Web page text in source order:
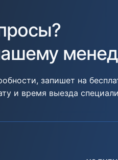
запишет на
и время выезда